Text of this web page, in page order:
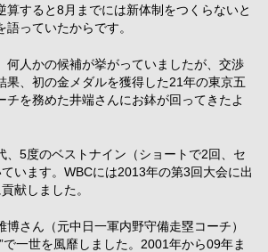
算すると8月までには新体制をつくらないと
っていたからです。
人かの候補が挙がっていましたが、交渉
果、初の金メダルを獲得した21年の東京五
チを務めた井端さんにお鉢が回ってきたよ
5度のベストナイン（ショートで2回、セ
います。WBCには2013年の第3回大会に出
献しました。
さん（元中日一軍内野守備走塁コーチ）
で一世を風靡しました。2001年から09年ま